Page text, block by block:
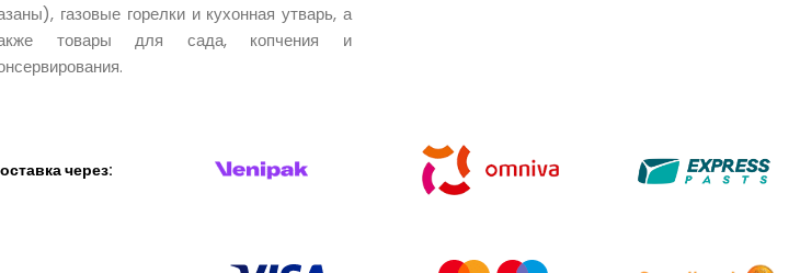
газовые горелки и кухонная утварь, а
товары для сада, копчения и
через: